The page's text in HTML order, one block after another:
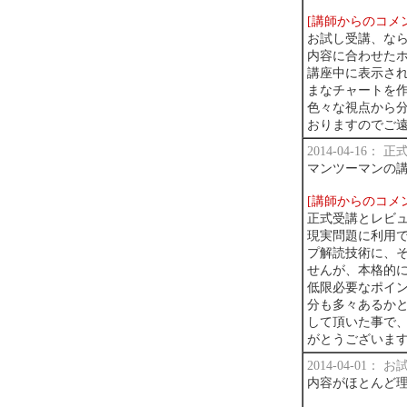
[講師からのコメ
お試し受講、な
内容に合わせた
講座中に表示さ
まなチャートを
色々な視点から
おりますのでご
2014-04-16： 正
マンツーマンの
[講師からのコメ
正式受講とレビ
現実問題に利用
プ解読技術に、
せんが、本格的
低限必要なポイ
分も多々あるか
して頂いた事で
がとうございま
2014-04-01： お
内容がほとんど